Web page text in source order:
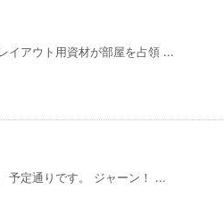
イアウト用資材が部屋を占領 ...
予定通りです。 ジャーン！ ...